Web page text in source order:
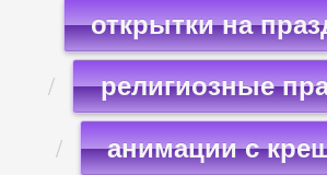
открытки на
религиозные
анимации с